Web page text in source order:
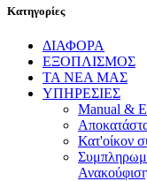
Kατηγορίες
ΔΙΑΦΟΡΑ
ΕΞΟΠΛΙΣΜΟΣ
ΤΑ ΝΕΑ ΜΑΣ
ΥΠΗΡΕΣΙΕΣ
Manual &
Κατ'οίκον